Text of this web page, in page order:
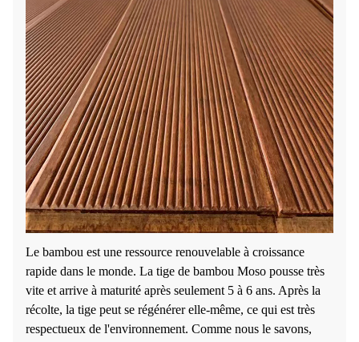
Le bambou est une ressource renouvelable à croissance
rapide dans le monde. La tige de bambou Moso pousse très
vite et arrive à maturité après seulement 5 à 6 ans. Après la
récolte, la tige peut se régénérer elle-même, ce qui est très
respectueux de l'environnement. Comme nous le savons,